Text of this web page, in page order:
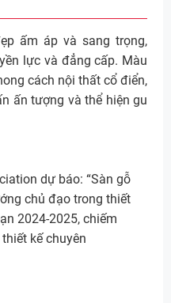
ấm áp và sang trọng,
lực và đẳng cấp. Màu
cách nội thất cổ điển,
ấn tượng và thể hiện gu
dự báo: “Sàn gỗ
chủ đạo trong thiết
2024-2025, chiếm
kế chuyên